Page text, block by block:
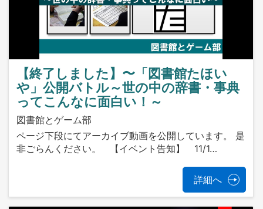
【終了しました】〜「図書館たほい
や」公開バトル～世の中の辞書・事典
ってこんなに面白い！～
図書館とゲーム部
ページ下段にてアーカイブ動画を公開しています。 是
非ごらんください。 【イベント告知】 11/1…
詳細へ